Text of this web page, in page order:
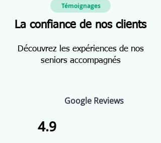
Témoignages
La confiance de nos clients
Découvrez les expériences de nos
seniors accompagnés
Google Reviews
4.9